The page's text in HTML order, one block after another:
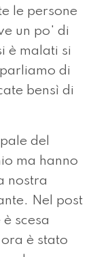
le persone
un po' di
è malati si
di
bensì di
del
ma hanno
nostra
Nel post
scesa
è stato